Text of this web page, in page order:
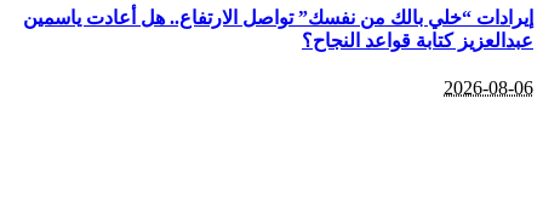
إيرادات “خلي بالك من نفسك” تواصل الارتفاع.. هل أعادت ياسمين
عبدالعزيز كتابة قواعد النجاح؟
2026-08-06